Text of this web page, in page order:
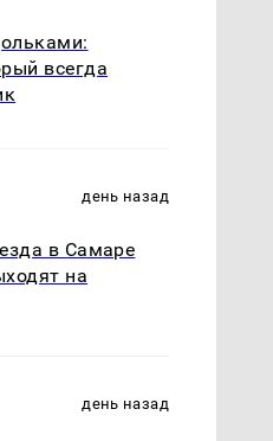
всегда
день назад
в Самаре
на
день назад